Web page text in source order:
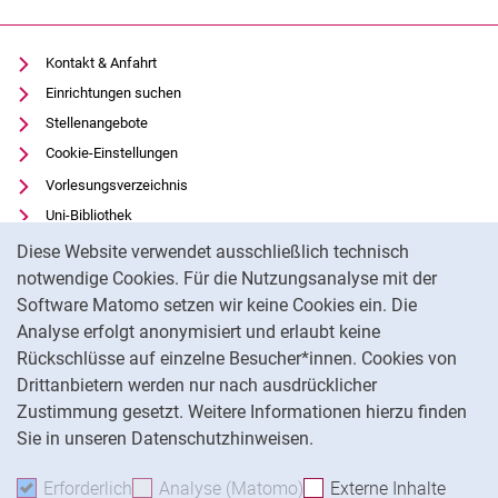
Diese Website verwendet ausschließlich technisch
notwendige Cookies. Für die Nutzungsanalyse mit der
Software Matomo setzen wir keine Cookies ein. Die
Analyse erfolgt anonymisiert und erlaubt keine
Rückschlüsse auf einzelne Besucher*innen. Cookies von
Drittanbietern werden nur nach ausdrücklicher
Zustimmung gesetzt. Weitere Informationen hierzu finden
Sie in unseren Datenschutzhinweisen.
Erforderlich Erforderliche Cookies akzeptieren
Analyse (Matomo) Analyse-Cookies
Externe Inhalte
Kontakt & Anfahrt
Einrichtungen suchen
Stellenangebote
Cookie-Einstellungen
Vorlesungsverzeichnis
Uni-Bibliothek
Moodle
Panopto
Datenschutz
Barrierefreiheit
Transparenter KI-Einsatz